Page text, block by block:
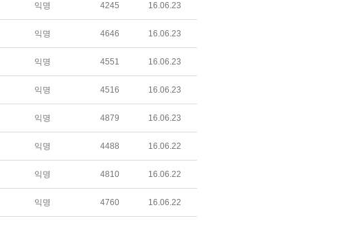
익명 4245 16.06.23
익명 4646 16.06.23
익명 4551 16.06.23
익명 4516 16.06.23
익명 4879 16.06.23
익명 4488 16.06.22
익명 4810 16.06.22
익명 4760 16.06.22